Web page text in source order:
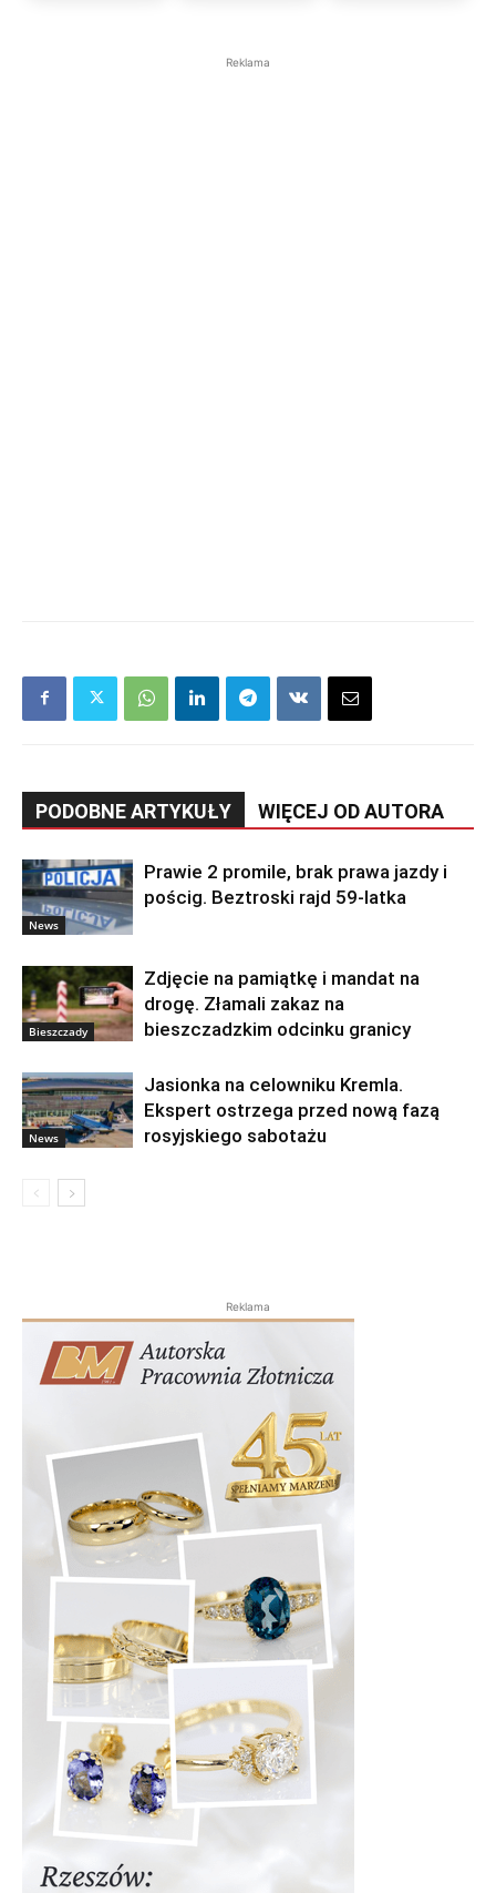
Reklama
PODOBNE ARTYKUŁY WIĘCEJ OD AUTORA
News
Prawie 2 promile, brak prawa jazdy i
pościg. Beztroski rajd 59-latka
Bieszczady
Zdjęcie na pamiątkę i mandat na
drogę. Złamali zakaz na
bieszczadzkim odcinku granicy
News
Jasionka na celowniku Kremla.
Ekspert ostrzega przed nową fazą
rosyjskiego sabotażu
Reklama